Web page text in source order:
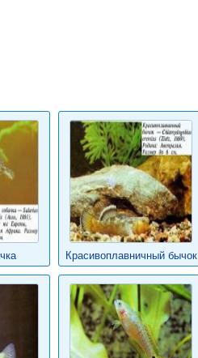
Красивоплавничный бычок